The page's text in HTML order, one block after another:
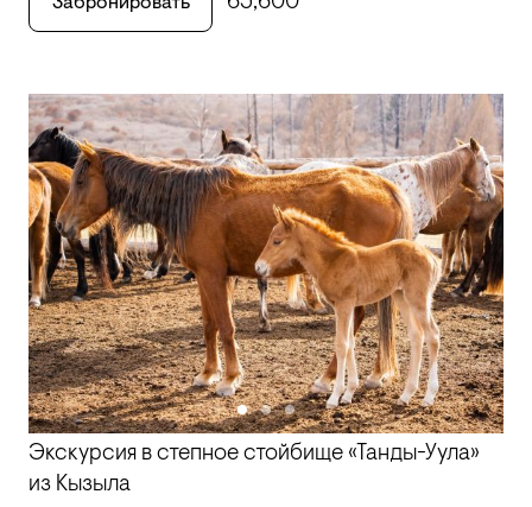
Экскурсия в степное стойбище «Танды-Уула»
из Кызыла